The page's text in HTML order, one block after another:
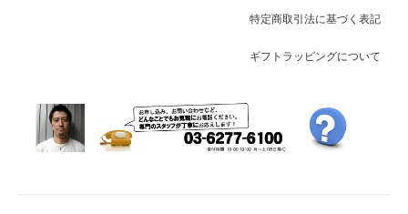
特定商取引法に基づく表記
ギフトラッピングについて